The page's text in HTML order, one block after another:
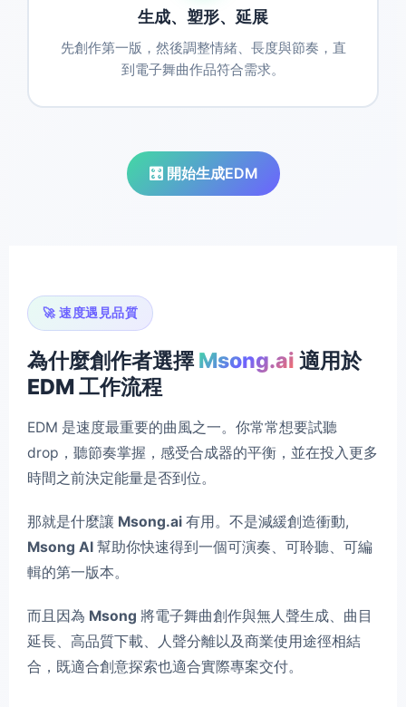
生成、塑形、延展
先創作第一版，然後調整情緒、長度與節奏，直
到電子舞曲作品符合需求。
🎛️ 開始生成EDM
🚀 速度遇見品質
為什麼創作者選擇 Msong.ai 適用於
EDM 工作流程
EDM 是速度最重要的曲風之一。你常常想要試聽
drop，聽節奏掌握，感受合成器的平衡，並在投入更多
時間之前決定能量是否到位。
那就是什麼讓 Msong.ai 有用。不是減緩創造衝動,
Msong AI 幫助你快速得到一個可演奏、可聆聽、可編
輯的第一版本。
而且因為 Msong 將電子舞曲創作與無人聲生成、曲目
延長、高品質下載、人聲分離以及商業使用途徑相結
合，既適合創意探索也適合實際專案交付。